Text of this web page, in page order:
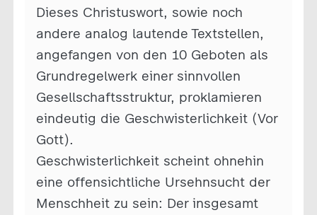
Dieses Christuswort, sowie noch
andere analog lautende Textstellen,
angefangen von den 10 Geboten als
Grundregelwerk einer sinnvollen
Gesellschaftsstruktur, proklamieren
eindeutig die Geschwisterlichkeit (Vor
Gott).
Geschwisterlichkeit scheint ohnehin
eine offensichtliche Ursehnsucht der
Menschheit zu sein: Der insgesamt